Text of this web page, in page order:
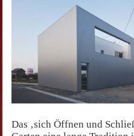
Das ‚sich Öffnen und